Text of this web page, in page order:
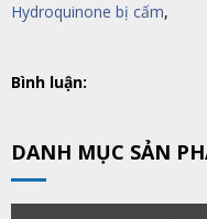
Hydroquinone bị cấm,
Bình luận:
DANH MỤC SẢN